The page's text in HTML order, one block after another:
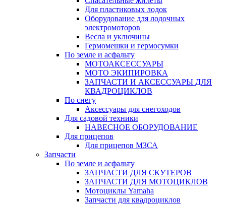
Для пластиковых лодок
Оборудование для лодочных
электромоторов
Весла и уключины
Гермомешки и гермосумки
По земле и асфальту
МОТОАКСЕССУАРЫ
МОТО ЭКИПИРОВКА
ЗАПЧАСТИ И АКСЕССУАРЫ ДЛЯ
КВАДРОЦИКЛОВ
По снегу
Аксессуары для снегоходов
Для садовой техники
НАВЕСНОЕ ОБОРУДОВАНИЕ
Для прицепов
Для прицепов МЗСА
Запчасти
По земле и асфальту
ЗАПЧАСТИ ДЛЯ СКУТЕРОВ
ЗАПЧАСТИ ДЛЯ МОТОЦИКЛОВ
Мотоциклы Yamaha
Запчасти для квадроциклов